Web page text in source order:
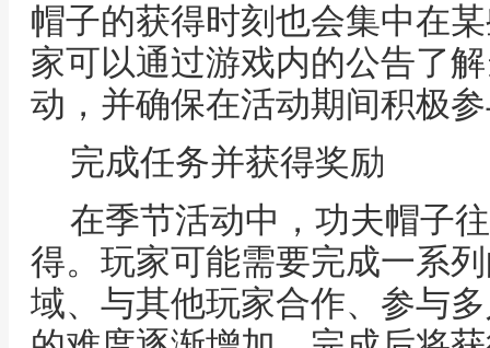
帽子的获得时刻也会集中在
家可以通过游戏内的公告了
动，并确保在活动期间积极
完成任务并获得奖励
在季节活动中，功夫帽子
得。玩家可能需要完成一系
域、与其他玩家合作、参与